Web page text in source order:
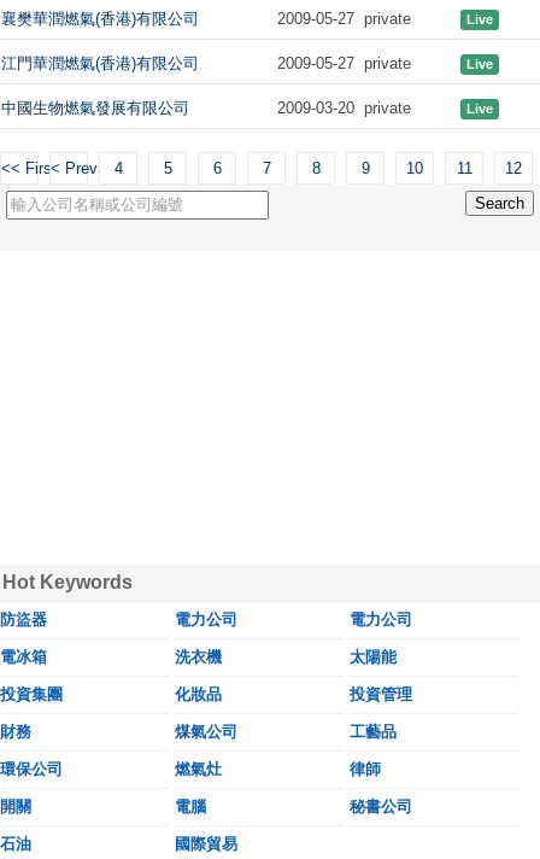
襄樊華潤燃氣(香港)有限公司 2009-05-27 private Live
江門華潤燃氣(香港)有限公司 2009-05-27 private Live
中國生物燃氣發展有限公司 2009-03-20 private Live
<< First< Previous
4 5 6 7 8 9 10 11 12
Hot Keywords
防盜器 電力公司 電力公司
電冰箱 洗衣機 太陽能
投資集團 化妝品 投資管理
財務 煤氣公司 工藝品
環保公司 燃氣灶 律師
開關 電腦 秘書公司
石油 國際貿易